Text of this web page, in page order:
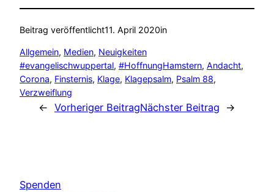
Beitrag veröffentlicht11. April 2020in
Allgemein, Medien, Neuigkeiten
#evangelischwuppertal, #HoffnungHamstern, Andacht
Corona, Finsternis, Klage, Klagepsalm, Psalm 88
Verzweiflung
← Vorheriger BeitragNächster Beitrag →
Spenden